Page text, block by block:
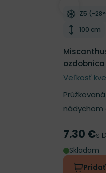
Odober
Z5 (-
Výška
100 cm
ozdobnica
Veľkosť
nádychom
Cena
7.30 €s
Skladom